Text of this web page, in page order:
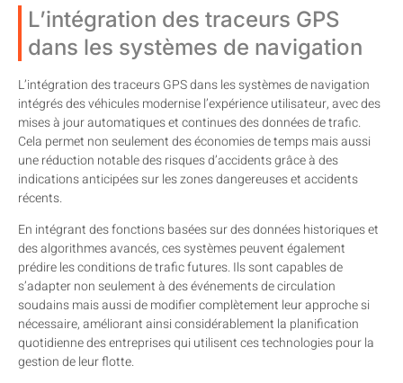
L’intégration des traceurs GPS
dans les systèmes de navigation
L’intégration des traceurs GPS dans les systèmes de navigation
intégrés des véhicules modernise l’expérience utilisateur, avec des
mises à jour automatiques et continues des données de trafic.
Cela permet non seulement des économies de temps mais aussi
une réduction notable des risques d’accidents grâce à des
indications anticipées sur les zones dangereuses et accidents
récents.
En intégrant des fonctions basées sur des données historiques et
des algorithmes avancés, ces systèmes peuvent également
prédire les conditions de trafic futures. Ils sont capables de
s’adapter non seulement à des événements de circulation
soudains mais aussi de modifier complètement leur approche si
nécessaire, améliorant ainsi considérablement la planification
quotidienne des entreprises qui utilisent ces technologies pour la
gestion de leur flotte.